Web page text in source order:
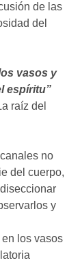
de las
del
vasos y
espíritu”
raíz del
no
del cuerpo,
y
los vasos